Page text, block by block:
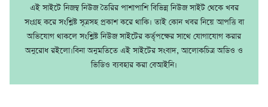
এই সাইটে নিজম্ব নিউজ তৈরির পাশাপাশি বিভিন্ন নিউজ সাইট থেকে খবর
সংগ্রহ করে সংশ্লিষ্ট সূত্রসহ প্রকাশ করে থাকি। তাই কোন খবর নিয়ে আপত্তি বা
অভিযোগ থাকলে সংশ্লিষ্ট নিউজ সাইটের কর্তৃপক্ষের সাথে যোগাযোগ করার
অনুরোধ রইলো।বিনা অনুমতিতে এই সাইটের সংবাদ, আলোকচিত্র অডিও ও
ভিডিও ব্যবহার করা বেআইনি।